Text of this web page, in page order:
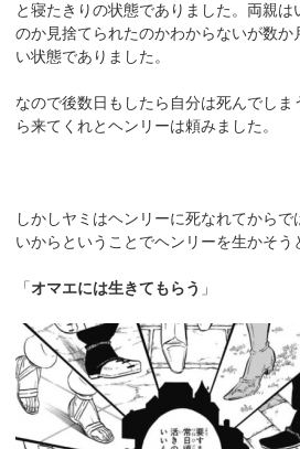
と寝たきりの状態でありました。両親は
のか見捨てられたのかわからないが数か
い状態でありました。
なので後数日もしたら自分は死んでしま
ら来てくれとヘンリーは頼みました。
しかしヤミはヘンリーに死なれてから
いからということでヘンリーを生かそう
「オマエには生きてもらう 」